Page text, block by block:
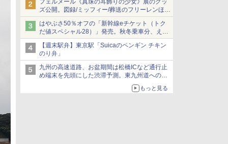
フェルメール《真珠の耳飾りの少女》展のグッ
ズ公開。図録/ミッフィー/葬送のフリーレンほ
か、注目ブランドコラボが実現
はやぶさ50％オフの「新幹線eチケット（トク
だ値スペシャル28）」発売。秋冬乗車分、えき
ねっと限定
【週末駅弁】東京駅「Suicaのペンギン チキン
のり弁」
九州の高速道路、お盆期間は松橋ICなど通行止
め端末を先頭にした渋滞予測。東九州道への迂
もっと見る